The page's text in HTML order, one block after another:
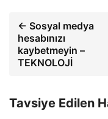
← Sosyal medya
hesabınızı
kaybetmeyin –
TEKNOLOJİ
Tavsiye Edilen